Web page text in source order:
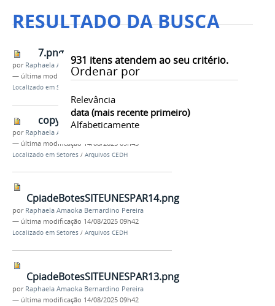
RESULTADO DA BUSCA
931 itens atendem ao seu critério.
Ordenar por
Relevância
data (mais recente primeiro)
Alfabeticamente
7.png
por Raphaela Amaoka Bernardino Pereira
— última modificação14/08/2025 09h43
Localizado em Setores
copy_of_6.png
por Raphaela Amaoka Bernardino Pereira
— última modificação 14/08/2025 09h43
Localizado em Setores / Arquivos CEDH
CpiadeBotesSITEUNESPAR14.png
por Raphaela Amaoka Bernardino Pereira
— última modificação 14/08/2025 09h42
Localizado em Setores / Arquivos CEDH
CpiadeBotesSITEUNESPAR13.png
por Raphaela Amaoka Bernardino Pereira
— última modificação 14/08/2025 09h42